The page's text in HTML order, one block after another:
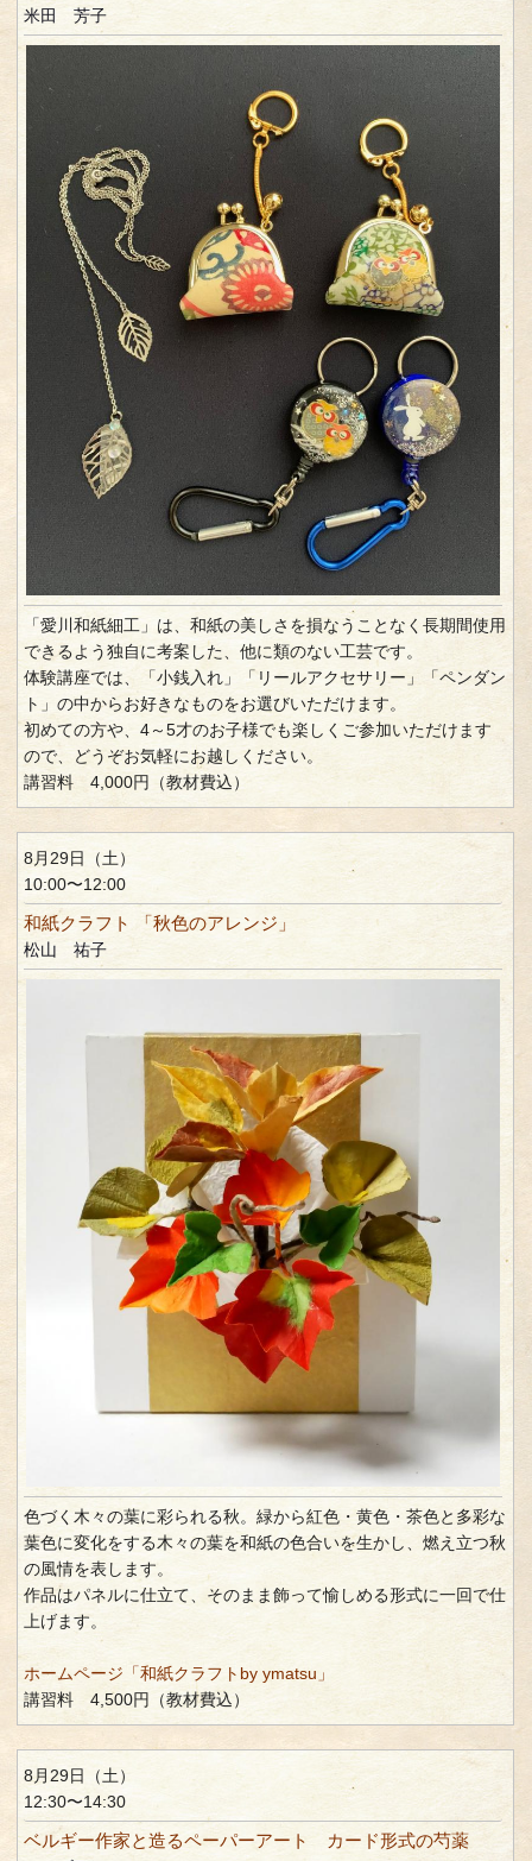
米田 芳子
「愛川和紙細工」は、和紙の美しさを損なうことなく長期間使用
できるよう独自に考案した、他に類のない工芸です。
体験講座では、「小銭入れ」「リールアクセサリー」「ペンダン
ト」の中からお好きなものをお選びいただけます。
初めての方や、4～5才のお子様でも楽しくご参加いただけます
ので、どうぞお気軽にお越しください。
講習料 4,000円（教材費込）
8月29日（土）
10:00〜12:00
和紙クラフト 「秋色のアレンジ」
松山 祐子
色づく木々の葉に彩られる秋。緑から紅色・黄色・茶色と多彩な
葉色に変化をする木々の葉を和紙の色合いを生かし、燃え立つ秋
の風情を表します。
作品はパネルに仕立て、そのまま飾って愉しめる形式に一回で仕
上げます。
ホームページ「和紙クラフトby ymatsu」
講習料 4,500円（教材費込）
8月29日（土）
12:30〜14:30
ベルギー作家と造るペーパーアート カード形式の芍薬